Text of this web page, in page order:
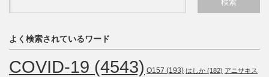
よく検索されているワード
COVID-19 (4543) O157 (193) はしか (182) アニサキス